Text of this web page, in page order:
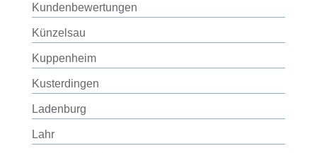
Kundenbewertungen
Künzelsau
Kuppenheim
Kusterdingen
Ladenburg
Lahr